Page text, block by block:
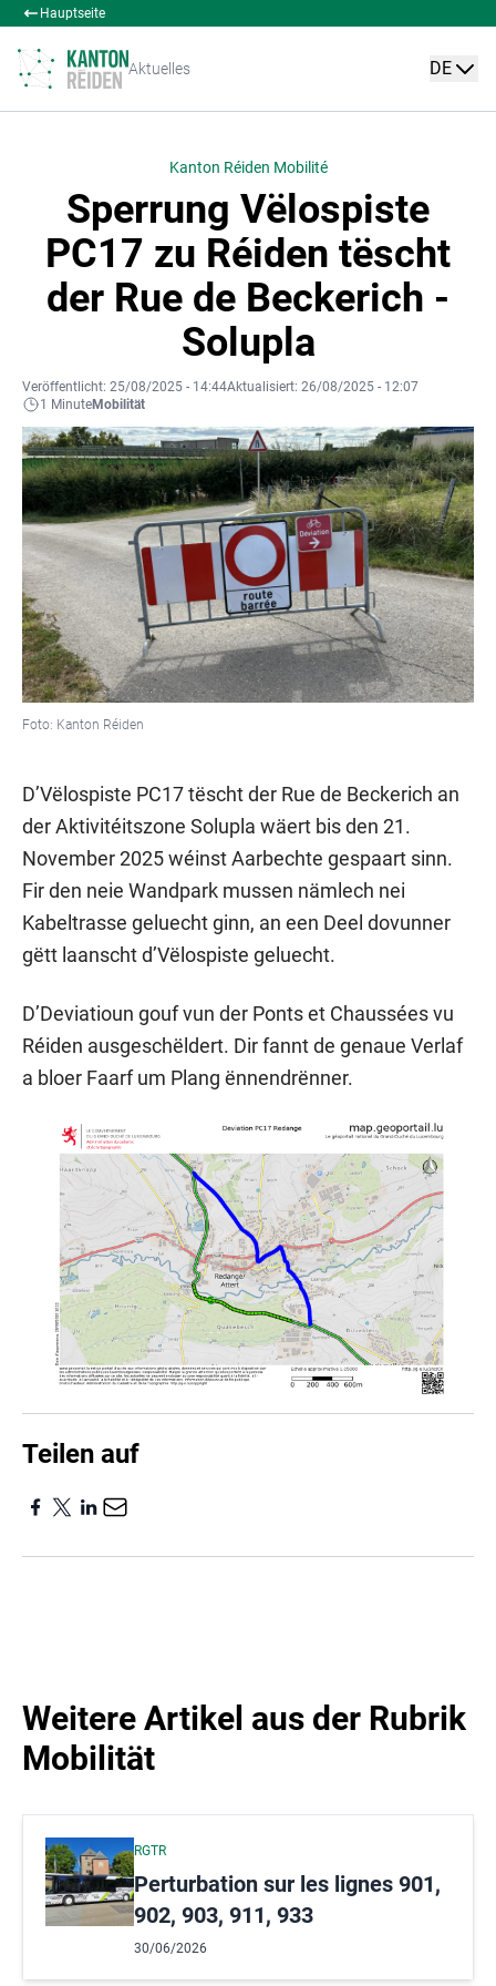
Hauptseite
Aktuelles DE
Kanton Réiden Mobilité
Sperrung Vëlospiste
PC17 zu Réiden tëscht
der Rue de Beckerich -
Solupla
Veröffentlicht: 25/08/2025 - 14:44Aktualisiert: 26/08/2025 - 12:07
1 MinuteMobilität
Foto: Kanton Réiden
D’Vëlospiste PC17 tëscht der Rue de Beckerich an
der Aktivitéitszone Solupla wäert bis den 21.
November 2025 wéinst Aarbechte gespaart sinn.
Fir den neie Wandpark mussen nämlech nei
Kabeltrasse geluecht ginn, an een Deel dovunner
gëtt laanscht d’Vëlospiste geluecht.
D’Deviatioun gouf vun der Ponts et Chaussées vu
Réiden ausgeschëldert. Dir fannt de genaue Verlaf
a bloer Faarf um Plang ënnendrënner.
Teilen auf
Weitere Artikel aus der Rubrik
Mobilität
RGTR
Perturbation sur les lignes 901,
902, 903, 911, 933
30/06/2026